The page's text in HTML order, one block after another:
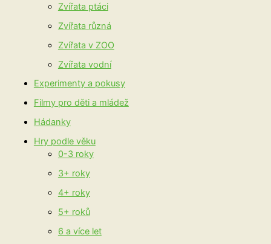
Zvířata ptáci
Zvířata různá
Zvířata v ZOO
Zvířata vodní
Experimenty a pokusy
Filmy pro děti a mládež
Hádanky
Hry podle věku
0-3 roky
3+ roky
4+ roky
5+ roků
6 a více let